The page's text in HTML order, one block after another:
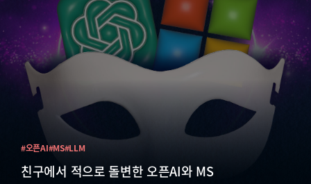
친구에서 적으로 돌변한 오픈AI와 MS
#오픈AI#MS#LLM